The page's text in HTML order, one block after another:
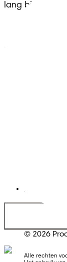
lang biedt aan
Land/regio
© 2026
Alle rechten